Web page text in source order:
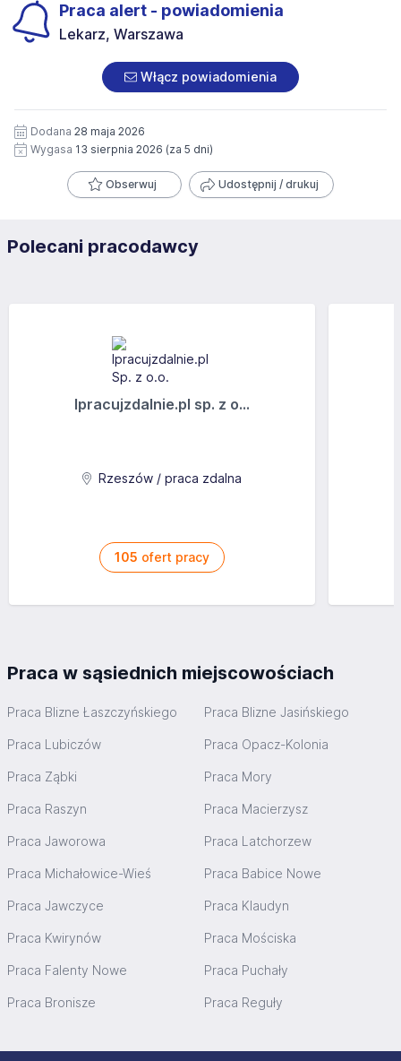
Praca alert - powiadomienia
Lekarz, Warszawa
Włącz powiadomienia
Dodana 28 maja 2026
Wygasa 13 sierpnia 2026 (za 5 dni)
Obserwuj Udostępnij / drukuj
Polecani pracodawcy
Ipracujzdalnie.pl sp. z o...
Rzeszów / praca zdalna
105 ofert pracy
Praca w sąsiednich miejscowościach
Praca Blizne Łaszczyńskiego Praca Blizne Jasińskiego
Praca Lubiczów Praca Opacz-Kolonia
Praca Ząbki Praca Mory
Praca Raszyn Praca Macierzysz
Praca Jaworowa Praca Latchorzew
Praca Michałowice-Wieś Praca Babice Nowe
Praca Jawczyce Praca Klaudyn
Praca Kwirynów Praca Mościska
Praca Falenty Nowe Praca Puchały
Praca Bronisze Praca Reguły